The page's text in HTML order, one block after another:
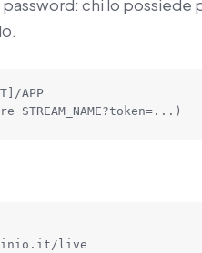
password: chi lo possiede
APP
STREAM_NAME?token=...)
live